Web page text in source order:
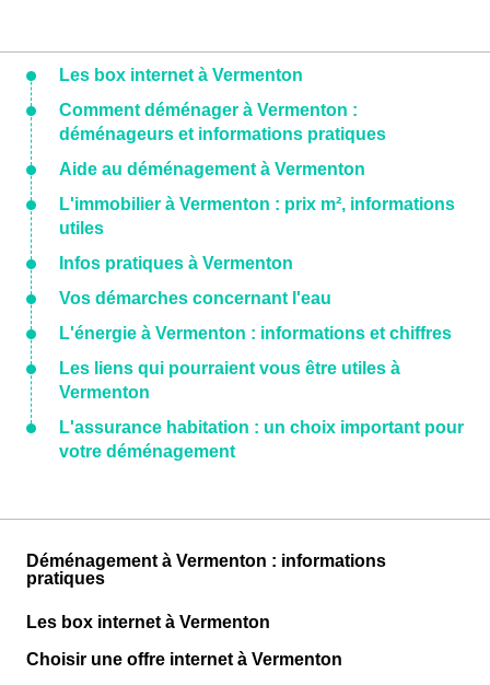
Les box internet à Vermenton
Comment déménager à Vermenton :
déménageurs et informations pratiques
Aide au déménagement à Vermenton
L'immobilier à Vermenton : prix m², informations
utiles
Infos pratiques à Vermenton
Vos démarches concernant l'eau
L'énergie à Vermenton : informations et chiffres
Les liens qui pourraient vous être utiles à
Vermenton
L'assurance habitation : un choix important pour
votre déménagement
Déménagement à Vermenton : informations
pratiques
Les box internet à Vermenton
Choisir une offre internet à Vermenton